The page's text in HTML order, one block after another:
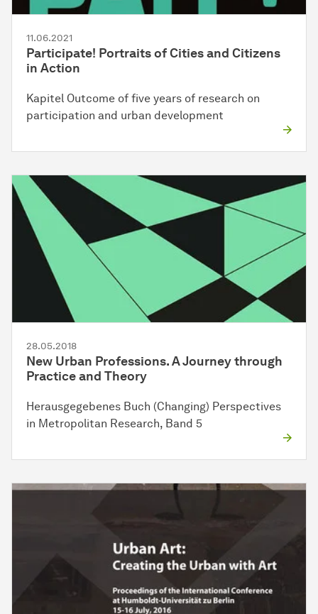
11.06.2021
Participate! Portraits of Cities and Citizens
in Action
Kapitel Outcome of five years of research on
participation and urban development
28.05.2018
New Urban Professions. A Journey through
Practice and Theory
Herausgegebenes Buch (Changing) Perspectives
in Metropolitan Research, Band 5